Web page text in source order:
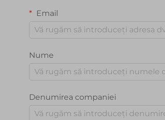
Email
Nume
Denumirea companiei